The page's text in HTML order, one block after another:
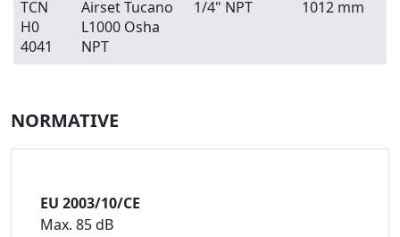
TCN
H0
4041
Airset Tucano
L1000 Osha
NPT
1/4" NPT 1012 mm
NORMATIVE
EU 2003/10/CE
Max. 85 dB